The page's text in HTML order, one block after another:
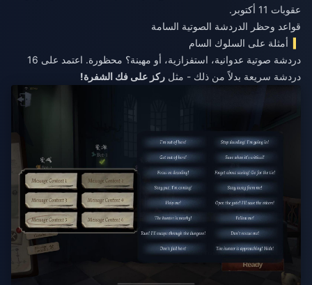
عقوبات 11 أكتوبر.
قواعد وحظر الدردشة الصوتية السامة
أمثلة على السلوك السام
دردشة صوتية عدوانية، استفزازية، أو مهينة؟ محظورة. اعتمد على 16
دردشة سريعة بدلاً من ذلك - مثل ركز على فك الشفرة!